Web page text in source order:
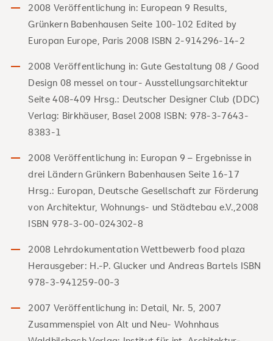
2008 Veröffentlichung in: European 9 Results,
Grünkern Babenhausen Seite 100-102 Edited by
Europan Europe, Paris 2008 ISBN 2-914296-14-2
2008 Veröffentlichung in: Gute Gestaltung 08 / Good
Design 08 messel on tour- Ausstellungsarchitektur
Seite 408-409 Hrsg.: Deutscher Designer Club (DDC)
Verlag: Birkhäuser, Basel 2008 ISBN: 978-3-7643-
8383-1
2008 Veröffentlichung in: Europan 9 – Ergebnisse in
drei Ländern Grünkern Babenhausen Seite 16-17
Hrsg.: Europan, Deutsche Gesellschaft zur Förderung
von Architektur, Wohnungs- und Städtebau e.V.,2008
ISBN 978-3-00-024302-8
2008 Lehrdokumentation Wettbewerb food plaza
Herausgeber: H.-P. Glucker und Andreas Bartels ISBN
978-3-941259-00-3
2007 Veröffentlichung in: Detail, Nr. 5, 2007
Zusammenspiel von Alt und Neu- Wohnhaus